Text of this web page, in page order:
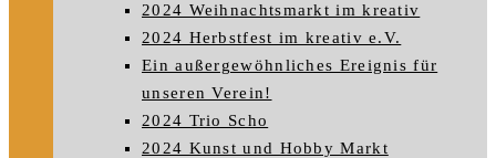
2024 Weihnachtsmarkt im kreativ
2024 Herbstfest im kreativ e.V.
Ein außergewöhnliches Ereignis für
unseren Verein!
2024 Trio Scho
2024 Kunst und Hobby Markt